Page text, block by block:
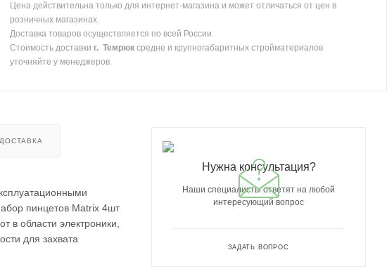
Цена действительна только для интернет-магазина и может отличаться от цен в
розничных магазинах.
Доставка товаров осуществляется по всей России.
Стоимость доставки г. Темрюксредне и крупногабаритных стройматериалов
уточняйте у менеджеров.
ДОСТАВКА
пинцетов Matrix 4шт
области электроники,
для захвата
Нужна консультация?
Наши специалисты ответят на любой
интересующий вопрос
ЗАДАТЬ ВОПРОС